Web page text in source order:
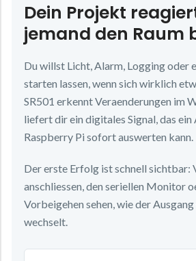
Dein Projekt
jemand den Raum
Du willst Licht, Alarm, Logging oder
starten lassen, wenn sich wirklich
SR501 erkennt Veraenderungen im
liefert dir ein digitales Signal, das ein
Raspberry Pi sofort auswerten kann.
Der erste Erfolg ist schnell sichtbar:
anschliessen, den seriellen Monitor
Vorbeigehen sehen, wie der
wechselt.